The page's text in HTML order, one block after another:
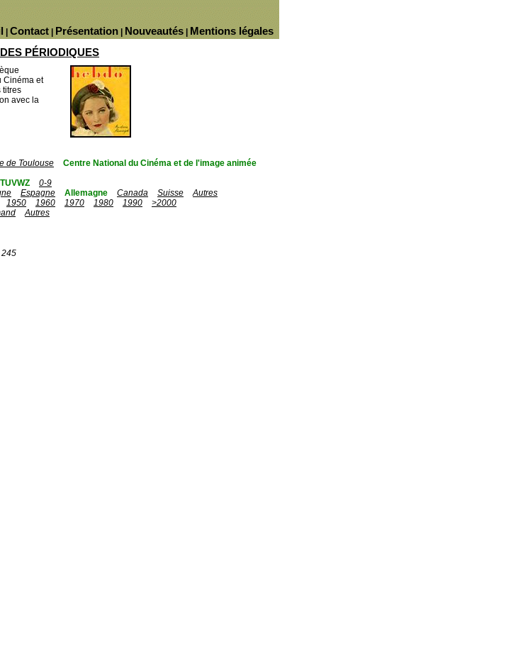
Mentions légales
Nouveautés
Présentation
Contact
PÉRIODIQUES
Cinéma et
titres
avec la
de Toulouse
Centre National du Cinéma et de l'image animée
TUVWZ
0-9
Espagne Allemagne Canada Suisse
Autres
1950 1960 1970 1980 1990
>2000
Autres
245